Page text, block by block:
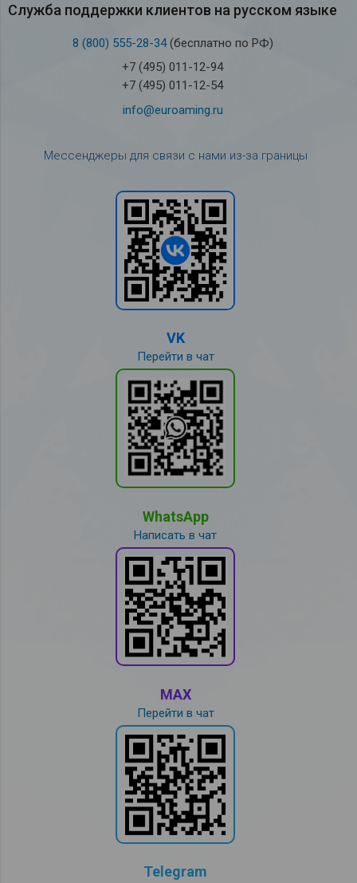
Служба под­держки кли­ен­тов на рус­ском языке
8 (800) 555-28-34(бесплатно по РФ)
+7 (495) 011-12-94
+7 (495) 011-12-54
info@euroaming.ru
Мессенджеры для связи с нами из-за границы
VK
Перейти в чат
WhatsApp
Написать в чат
MAX
Перейти в чат
Telegram